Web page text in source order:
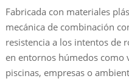
Fabricada con materiales
mecánica de combinación
resistencia a los intentos de
en entornos húmedos como
piscinas, empresas o